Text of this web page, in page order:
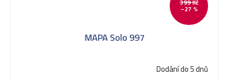
–27 %
MAPA Solo 997
Dodání do 5 dnů